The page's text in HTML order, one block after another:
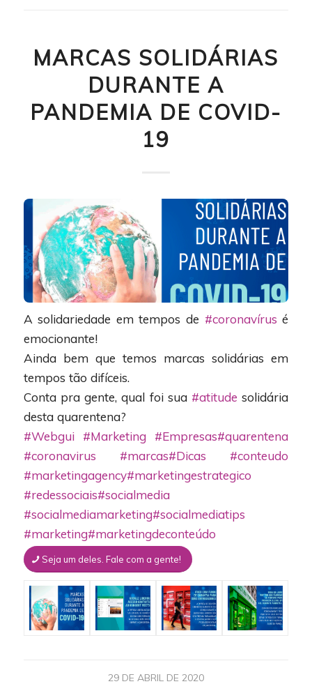
MARCAS SOLIDÁRIAS
DURANTE A
PANDEMIA DE COVID-
19
A solidariedade em tempos de #coronavírus é
emocionante!
Ainda bem que temos marcas solidárias em
tempos tão difíceis.
Conta pra gente, qual foi sua #atitudesolidária
desta quarentena?
#Webgui
#Marketing #Empresas#quarentena
#coronavirus
#marcas#Dicas
#conteudo
#marketingagency#marketingestrategico
#redessociais#socialmedia
#socialmediamarketing#socialmediatips
#marketing#marketingdeconteúdo
Seja um deles. Fale com a gente!
29 DE ABRIL DE 2020